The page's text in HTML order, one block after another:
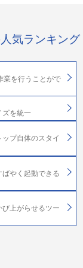
気ランキング
業を行うことがで
ズを統一
プ自体のスタイ
やく起動できる
上がらせるツー